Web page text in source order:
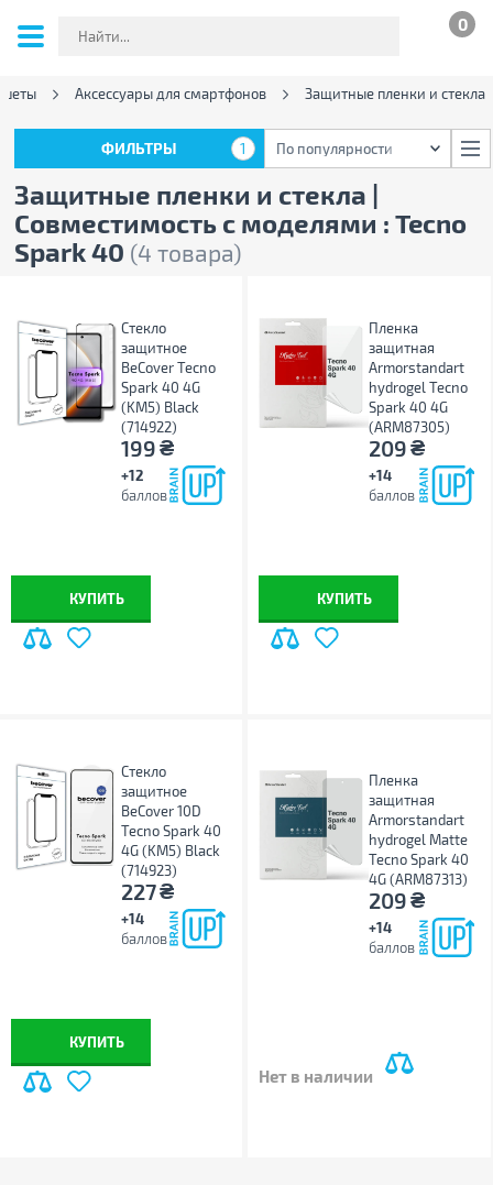
0
Аксессуары для смартфонов Защитные пленки и стекла
Защитные пленки и стекла |
Совместимость с моделями : Tecno
Spark 40 (4 товара)
ФИЛЬТРЫ 1 По популярности
Стекло
защитное
BeCover Tecno
Spark 40 4G
(KM5) Black
(714922)
199₴
+12
баллов
КУПИТЬ
Пленка
защитная
Armorstandart
hydrogel Tecno
Spark 40 4G
(ARM87305)
209₴
+14
баллов
КУПИТЬ
Стекло
защитное
BeCover 10D
Tecno Spark 40
4G (KM5) Black
(714923)
227₴
+14
баллов
КУПИТЬ
Пленка
защитная
Armorstandart
hydrogel Matte
Tecno Spark 40
4G (ARM87313)
209₴
+14
баллов
Нет в наличии
ФИЛЬТРЫ 1 По популярности